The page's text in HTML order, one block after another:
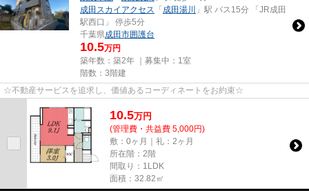
成田スカイアクセス
「成田湯川
」駅 バス15分 「JR成田
駅西口」 停歩5分
千葉県成田市囲護台
10.5万円
築年数：築2年 ｜募集中： 1室
階数：3階建
☆不動産サービスを追求し、価値あるコーディネートをお約束☆
10.5万円
(管理費・共益費 5,000円)
敷：0ヶ月｜礼：2ヶ月
所在階：2階
間取り：1LDK
面積：32.82㎡